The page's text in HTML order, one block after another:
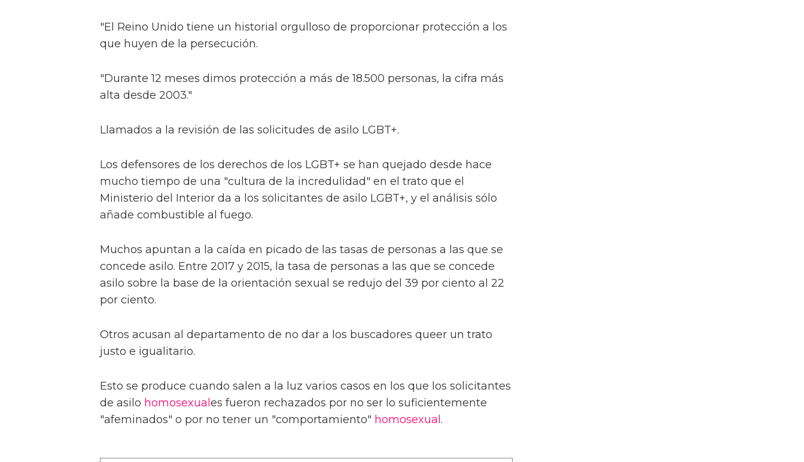
"El Reino Unido tiene un historial orgulloso de proporcionar protección a los
que huyen de la persecución.
"Durante 12 meses dimos protección a más de 18.500 personas, la cifra más
alta desde 2003."
Llamados a la revisión de las solicitudes de asilo LGBT+.
Los defensores de los derechos de los LGBT+ se han quejado desde hace
mucho tiempo de una "cultura de la incredulidad" en el trato que el
Ministerio del Interior da a los solicitantes de asilo LGBT+, y el análisis sólo
añade combustible al fuego.
Muchos apuntan a la caída en picado de las tasas de personas a las que se
concede asilo. Entre 2017 y 2015, la tasa de personas a las que se concede
asilo sobre la base de la orientación sexual se redujo del 39 por ciento al 22
por ciento.
Otros acusan al departamento de no dar a los buscadores queer un trato
justo e igualitario.
Esto se produce cuando salen a la luz varios casos en los que los solicitantes
de asilo homosexual es fueron rechazados por no ser lo suficientemente
"afeminados" o por no tener un "comportamiento" homosexual .